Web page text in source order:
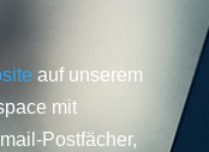
auf unserem
mit
Postfächer,